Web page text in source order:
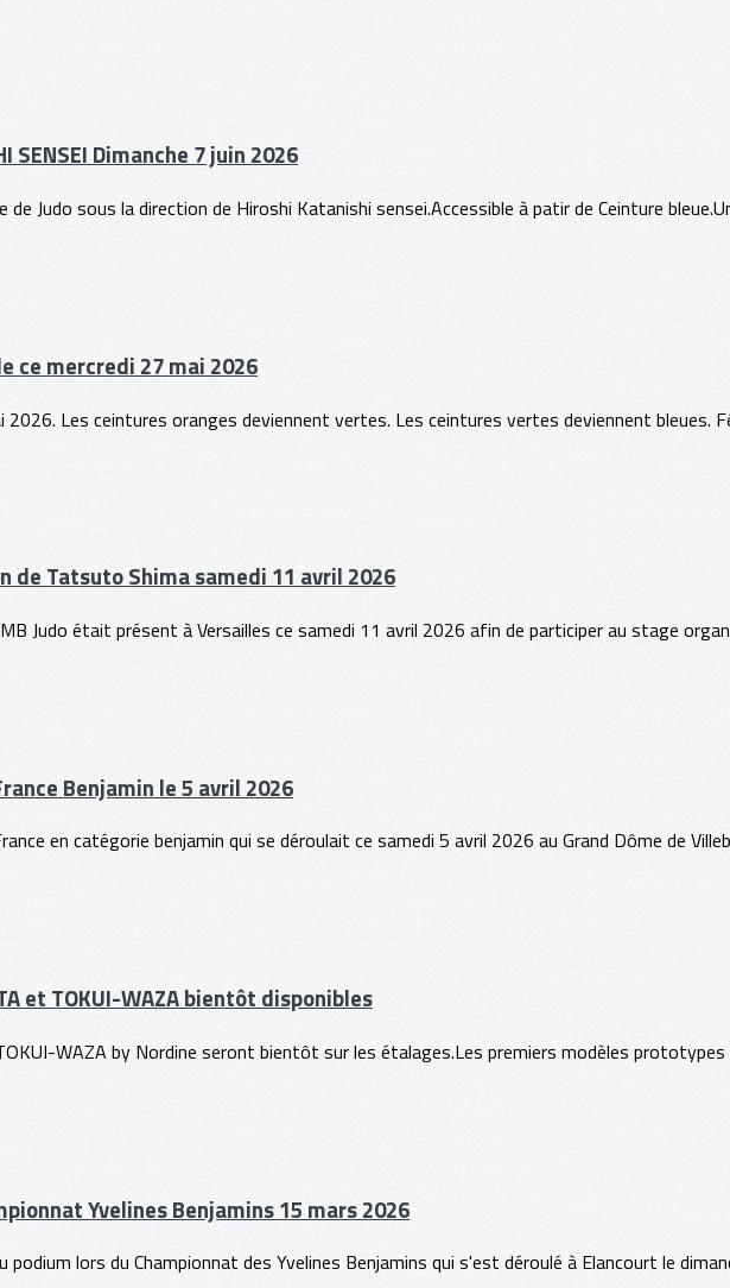
SENSEI Dimanche 7 juin 2026
de Judo sous la direction de Hiroshi Katanishi sensei.Accessible à patir de Ceinture
ce mercredi 27 mai 2026
2026. Les ceintures oranges deviennent vertes. Les ceintures vertes deviennent bleues.
de Tatsuto Shima samedi 11 avril 2026
Judo était présent à Versailles ce samedi 11 avril 2026 afin de participer au stage
Benjamin le 5 avril 2026
en catégorie benjamin qui se déroulait ce samedi 5 avril 2026 au Grand Dôme de
et TOKUI-WAZA bientôt disponibles
WAZA by Nordine seront bientôt sur les étalages.Les premiers modèles prototypes
Yvelines Benjamins 15 mars 2026
lors du Championnat des Yvelines Benjamins qui s'est déroulé à Elancourt le